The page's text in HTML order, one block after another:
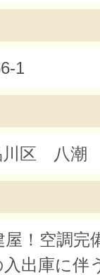
1
区 八潮
屋！空調完
出庫に伴